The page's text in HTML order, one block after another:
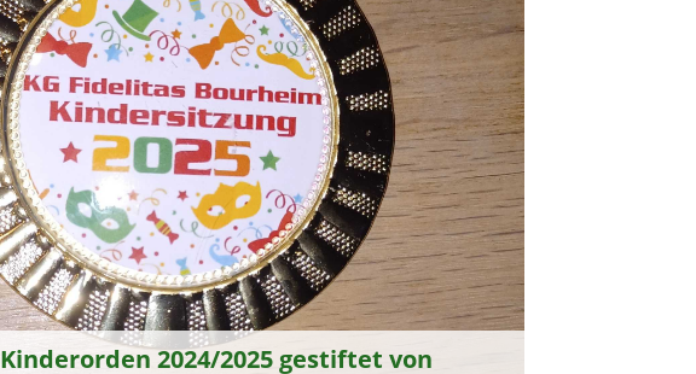
Kinderorden 2024/2025 gestiftet von